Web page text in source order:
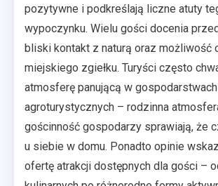
pozytywne i podkreślają liczne atuty
wypoczynku. Wielu gości docenia
bliski kontakt z naturą oraz możliwość
miejskiego zgiełku. Turyści często
atmosferę panującą w gospodarstwach
agroturystycznych – rodzinna
gościnność gospodarzy sprawiają, że
u siebie w domu. Ponadto opinie
ofertę atrakcji dostępnych dla gości –